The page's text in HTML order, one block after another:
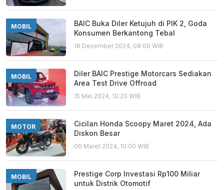
MOBIL
BAIC Buka Diler Ketujuh di PIK 2, Goda
Konsumen Berkantong Tebal
18 Desember 2024, 08:00 WIB
MOBIL
Diler BAIC Prestige Motorcars Sediakan
Area Test Drive Offroad
15 Mei 2024, 10:20 WIB
MOTOR
Cicilan Honda Scoopy Maret 2024, Ada
Diskon Besar
06 Maret 2024, 10:00 WIB
MOBIL
Prestige Corp Investasi Rp100 Miliar
untuk Distrik Otomotif